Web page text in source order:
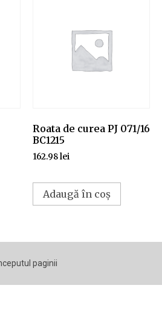
Roata de curea PJ 071/16
BC1215
162.98lei
Adaugă în coș
paginii